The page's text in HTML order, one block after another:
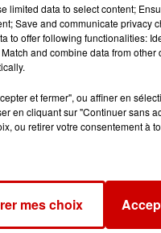
limited data to select content;
Save and communicate privacy
to offer following functionalities:
and combine data from
et fermer", ou affiner en
en cliquant sur "Continuer sans
ou retirer votre consentement à
mes choix